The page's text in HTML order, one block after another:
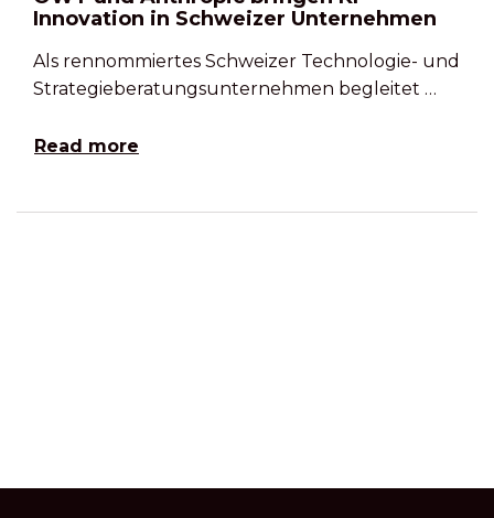
Innovation in Schweizer Unternehmen
Als rennommiertes Schweizer Technologie- und
Strategieberatungsunternehmen begleitet …
Read more